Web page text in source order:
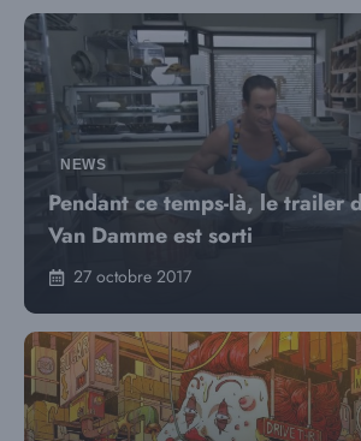
NEWS
Pendant ce temps-là, le trailer
Van Damme est sorti
27 octobre 2017